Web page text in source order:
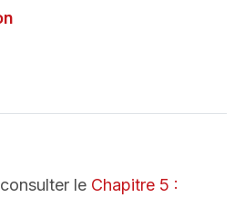
le Chapitre 5 :